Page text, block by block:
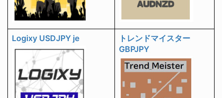
Logixy USDJPY je
トレンドマイスター
GBPJPY